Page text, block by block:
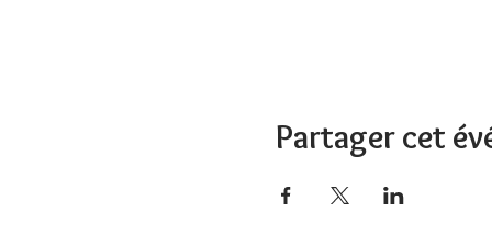
Partager cet